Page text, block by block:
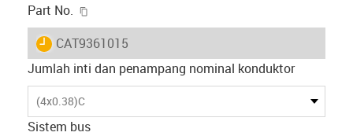
Part No.
igus-icon-lieferzeit
CAT9361015
Jumlah inti dan penampang nominal konduktor
(4x0.38)C
Sistem bus